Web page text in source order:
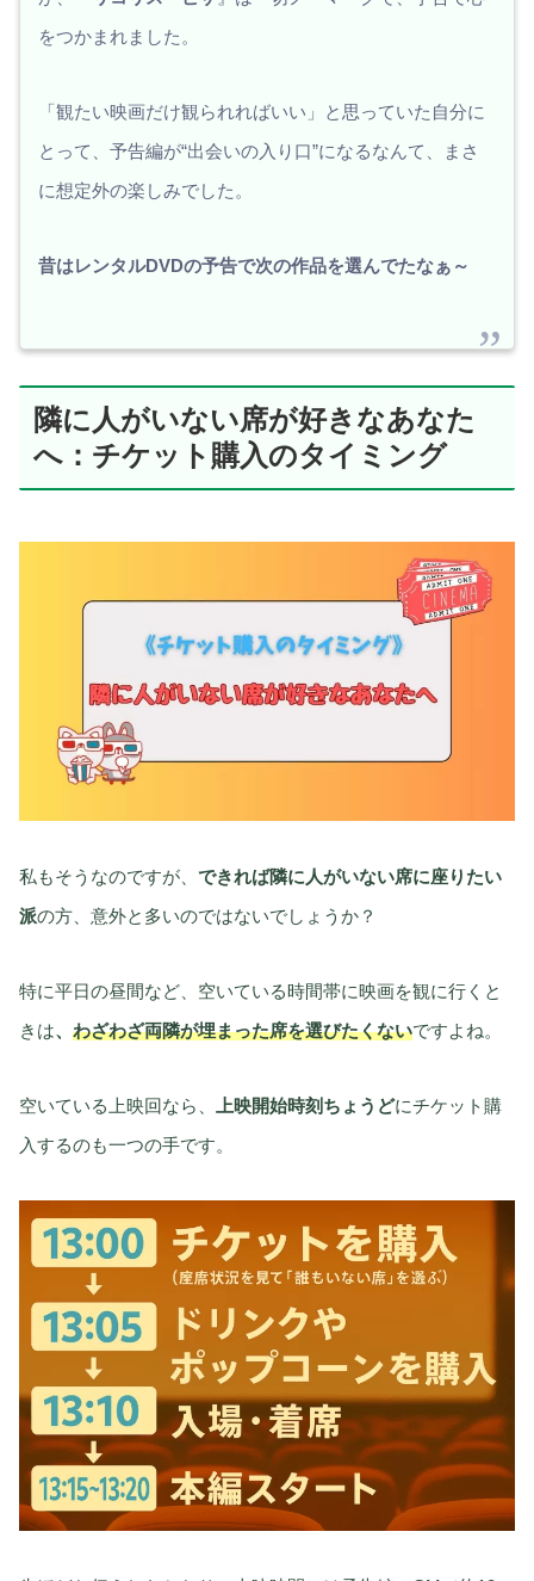
をつかまれました。
「観たい映画だけ観られればいい」と思っていた自分に
とって、予告編が“出会いの入り口”になるなんて、まさ
に想定外の楽しみでした。
昔はレンタルDVDの予告で次の作品を選んでたなぁ～
隣に人がいない席が好きなあなた
へ：チケット購入のタイミング
私もそうなのですが、 できれば隣に人がいない席に座りたい
派の方、意外と多いのではないでしょうか？
特に平日の昼間など、空いている時間帯に映画を観に行くと
きは、 わざわざ両隣が埋まった席を選びたくないですよね。
空いている上映回なら、 上映開始時刻ちょうどにチケット購
入するのも一つの手です。